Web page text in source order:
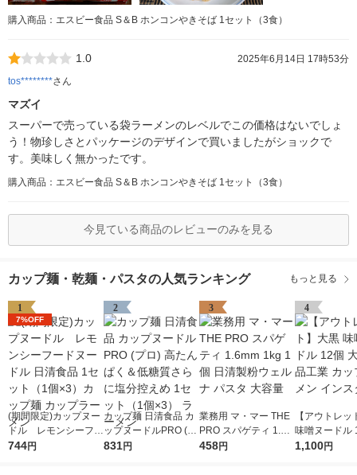
購入商品：エスビー食品 S＆B ホンコンやきそば 1セット（3食）
1.0
2025年6月14日 17時53分
tos********さん
マズイ
スーパーで売っている袋ラーメンのレベルでこの価格はないでしょ
う！物珍しさとパッケージのデザインで買いましたがショックで
す。美味しく無かったです。
購入商品：エスビー食品 S＆B ホンコンやきそば 1セット（3食）
今見ている商品のレビューのみを見る
カップ麺・乾麺・パスタの人気ランキング もっと見る
1
7%OFF
(期間限定)カップヌー
ドル レモンシーフー
ドヌードル 日清食品
744円
2
カップ麺 日清食品 カ
ップヌードルPRO (プ
ロ) 高たんぱく＆低糖
831円
3
業務用 マ・マー THE
PRO スパゲティ 1.6m
m 1kg 1個 日清製粉ウ
458円
4
【アウトレッ
味噌ヌードル
黒食品工業
1,100円